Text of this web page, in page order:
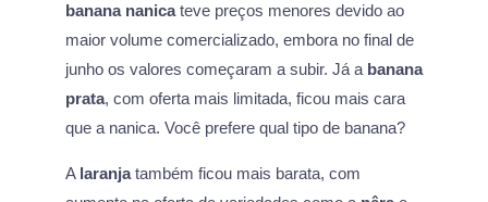
banana nanicateve preços menores devido ao
maior volume comercializado, embora no final de
junho os valores começaram a subir. Já a banana
prata, com oferta mais limitada, ficou mais cara
que a nanica. Você prefere qual tipo de banana?
A laranjatambém ficou mais barata, com